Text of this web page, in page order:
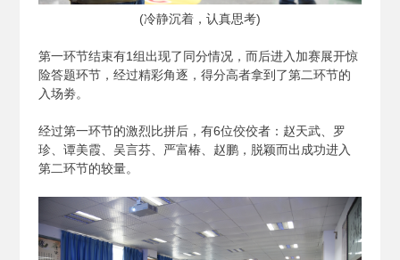
(冷静沉着，认真思考)
第一环节结束有1组出现了同分情况，而后进入加赛展开惊
险答题环节，经过精彩角逐，得分高者拿到了第二环节的
入场劵。
经过第一环节的激烈比拼后，有6位佼佼者：赵天武、罗
珍、谭美霞、吴言芬、严富椿、赵鹏，脱颖而出成功进入
第二环节的较量。